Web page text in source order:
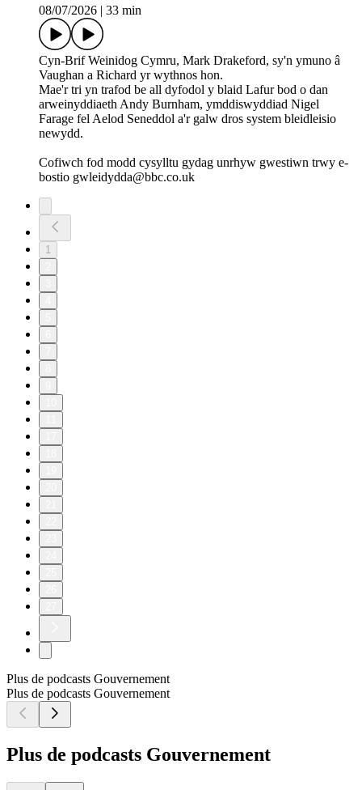
08/07/2026
33 min
Cyn-Brif Weinidog Cymru, Mark Drakeford, sy'n ymuno â
Vaughan a Richard yr wythnos hon.
Mae'r tri yn trafod be all dyfodol y blaid Lafur bod o dan
arweinyddiaeth Andy Burnham, ymddiswyddiad Nigel
Farage fel Aelod Seneddol a'r galw dros system bleidleisio
newydd.
Cofiwch fod modd cysylltu gydag unrhyw gwestiwn trwy e-
bostio gwleidydda@bbc.co.uk
1
Plus de podcasts Gouvernement
Plus de podcasts Gouvernement
Plus de podcasts Gouvernement